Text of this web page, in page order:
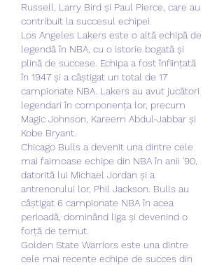
Russell, Larry Bird și Paul Pierce, care au
contribuit la succesul echipei.
Los Angeles Lakers este o altă echipă de
legendă în NBA, cu o istorie bogată și
plină de succese. Echipa a fost înființată
în 1947 și a câștigat un total de 17
campionate NBA. Lakers au avut jucători
legendari în componența lor, precum
Magic Johnson, Kareem Abdul-Jabbar și
Kobe Bryant.
Chicago Bulls a devenit una dintre cele
mai faimoase echipe din NBA în anii '90,
datorită lui Michael Jordan și a
antrenorului lor, Phil Jackson. Bulls au
câștigat 6 campionate NBA în acea
perioadă, dominând liga și devenind o
forță de temut.
Golden State Warriors este una dintre
cele mai recente echipe de succes din